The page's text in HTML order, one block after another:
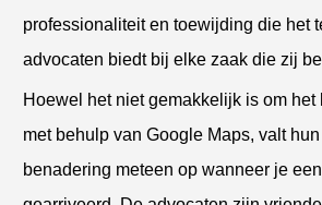
professionaliteit en toewijding die het
advocaten biedt bij elke zaak die zij
Hoewel het niet gemakkelijk is om het
met behulp van Google Maps, valt
benadering meteen op wanneer je